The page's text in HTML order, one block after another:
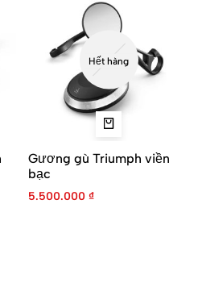
Hết hàng
Gương gù Triumph viền
bạc
5.500.000 ₫